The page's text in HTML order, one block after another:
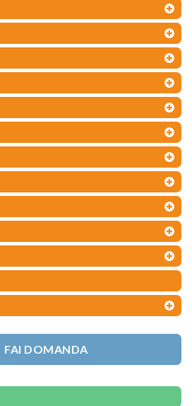
FAI DOMANDA